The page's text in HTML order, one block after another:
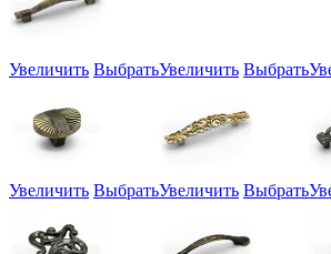
Увеличить ВыбратьУвеличить Выбрать
Увеличить ВыбратьУвеличить Выбрать